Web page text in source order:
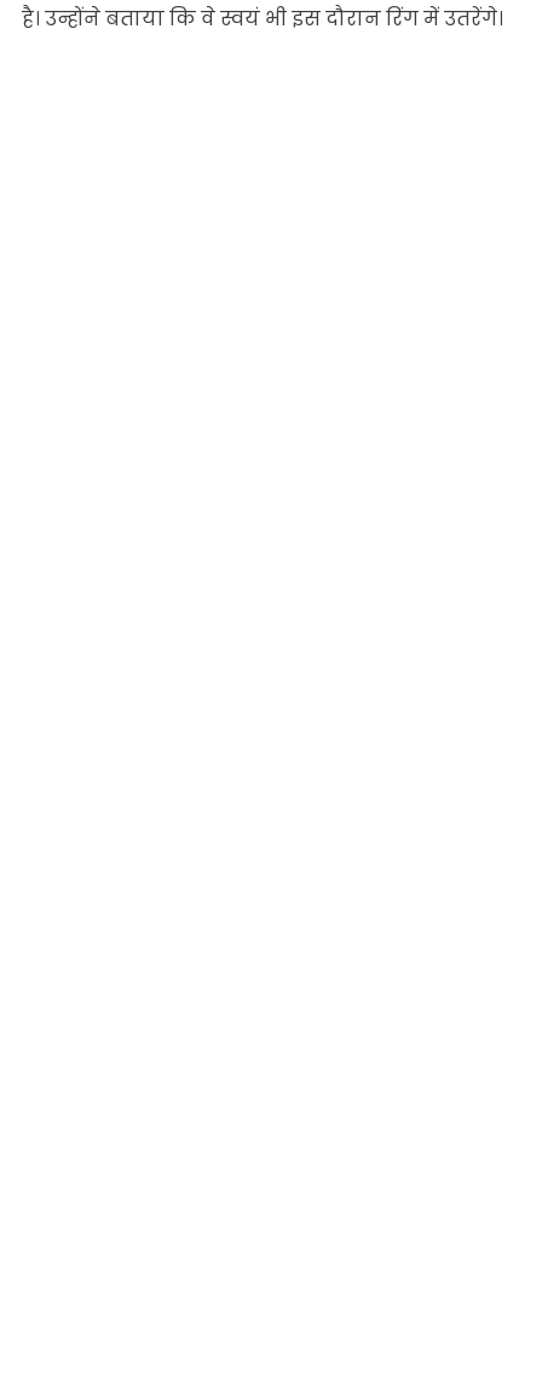
है। उन्होंने बताया कि वे स्वयं भी इस दौरान रिंग में उतरेंगे।